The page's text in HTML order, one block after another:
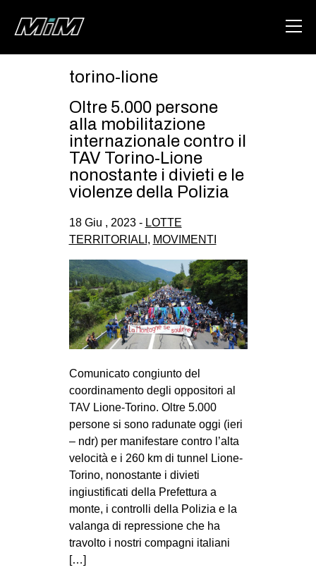
ABOUT
AREA
DEGENERAZIONE
GAZA FREESTYLE
CSOA LAMBRETTA
MSM
STUDENTI TSUNAMI
ZAM
MILANO
MOBILITAZIONI
SPAZI
SPORT POPOLARE
MOVIMENTI
ANTIFASCISMO
DIRITTO ALL’ABITARE
GENERI
MIGRAZIONI
torino-lione
Oltre 5.000 persone
alla mobilitazione
internazionale contro il
TAV Torino-Lione
nonostante i divieti e le
violenze della Polizia
18 Giu , 2023 - LOTTE
TERRITORIALI , MOVIMENTI
Comunicato congiunto del
coordinamento degli oppositori al
TAV Lione-Torino. Oltre 5.000
persone si sono radunate oggi (ieri
– ndr) per manifestare contro l’alta
velocità e i 260 km di tunnel Lione-
Torino, nonostante i divieti
ingiustificati della Prefettura a
monte, i controlli della Polizia e la
valanga di repressione che ha
travolto i nostri compagni italiani
[…]